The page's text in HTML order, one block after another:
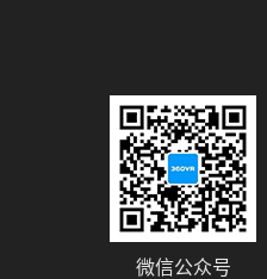
微信公众号